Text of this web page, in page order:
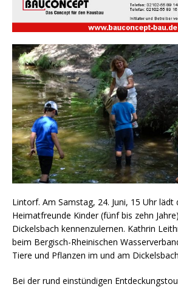
Lintorf. Am Samstag, 24. Juni, 15 Uhr
Heimatfreunde Kinder (fünf bis zehn
Dickelsbach kennenzulernen. Kathrin
beim Bergisch-Rheinischen
Tiere und Pflanzen im und am
Bei der rund einstündigen